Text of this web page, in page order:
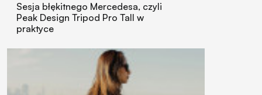
Sesja błękitnego Mercedesa, czyli
Peak Design Tripod Pro Tall w
praktyce